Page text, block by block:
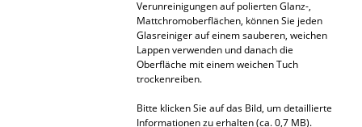
... alle Accessoires
Verunreinigungen auf polierten Glanz-,
Mattchromoberflächen, können Sie jeden
Glasreiniger auf einem sauberen, weichen
Lappen verwenden und danach die
Oberfläche mit einem weichen Tuch
trockenreiben.
Bitte klicken Sie auf das Bild, um detaillierte
Informationen zu erhalten (ca. 0,7 MB).